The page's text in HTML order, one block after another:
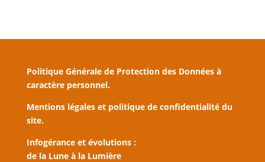
Politique Générale de Protection des Données à
caractère personnel.
Mentions légales et politique de confidentialité du
site.
Infogérance et évolutions :
de la Lune à la Lumière